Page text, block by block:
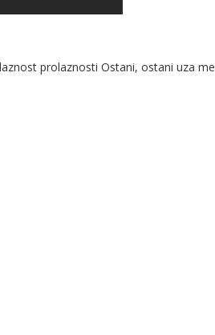
prolaznosti Ostani, ostani uza me